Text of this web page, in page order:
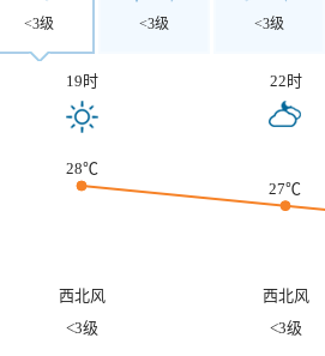
<3级 <3级 <3级
19时 22时
28℃
27℃
西北风 西北风
<3级
<3级